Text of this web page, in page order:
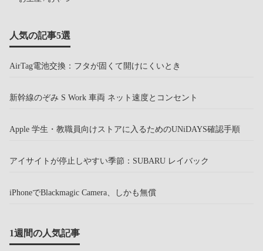
人気の記事5選
AirTag電池交換：フタが固くて開けにくいとき
新幹線のぞみ S Work 車両 ネット速度とコンセント
Apple 学生・教職員向けストアに入るためのUNiDAYS確認手順
アイサイトが停止しやすい季節：SUBARU レイバック
iPhoneでBlackmagic Camera、しかも無償
1週間の人気記事